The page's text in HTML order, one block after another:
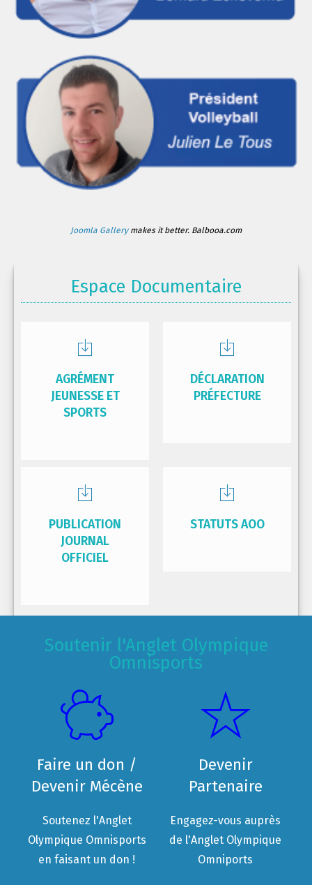
Joomla Gallerymakes it better. Balbooa.com
Espace Documentaire
AGRÉMENT
JEUNESSE ET
SPORTS
DÉCLARATION
PRÉFECTURE
PUBLICATION
JOURNAL
OFFICIEL
STATUTS AOO
Soutenir l'Anglet Olympique
Omnisports
Faire un don /
Devenir Mécène
Soutenez l'Anglet
Olympique Omnisports
en faisant un don !
Devenir
Partenaire
Engagez-vous auprès
de l'Anglet Olympique
Omniports